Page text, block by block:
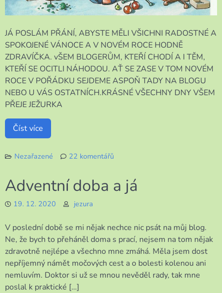
JÁ POSLÁM PŘÁNÍ, ABYSTE MĚLI VŠICHNI RADOSTNÉ A
SPOKOJENÉ VÁNOCE A V NOVÉM ROCE HODNĚ
ZDRAVÍČKA. vŠEM BLOGERŮM, KTEŘÍ CHODÍ A I TĚM,
KTEŘÍ SE OCITLI NÁHODOU. AŤ SE ZASE V TOM NOVÉM
ROCE V POŘÁDKU SEJDEME ASPOŇ TADY NA BLOGU
NEBO U VÁS OSTATNÍCH.KRÁSNÉ VŠECHNY DNY VŠEM
PŘEJE JEŽURKA
Číst více
Nezařazené
22 komentářů
s
názvem
Adventní doba a já
19. 12. 2020 jezura
V poslední době se mi nějak nechce nic psát na můj blog.
Ne, že bych to přeháněl doma s prací, nejsem na tom nějak
zdravotně nejlépe a všechno mne zmáhá. Měla jsem dost
nepříjemný námět močových cest a o bolesti kolenou ani
nemluvím. Doktor si už se mnou nevěděl rady, tak mne
poslal k praktické […]